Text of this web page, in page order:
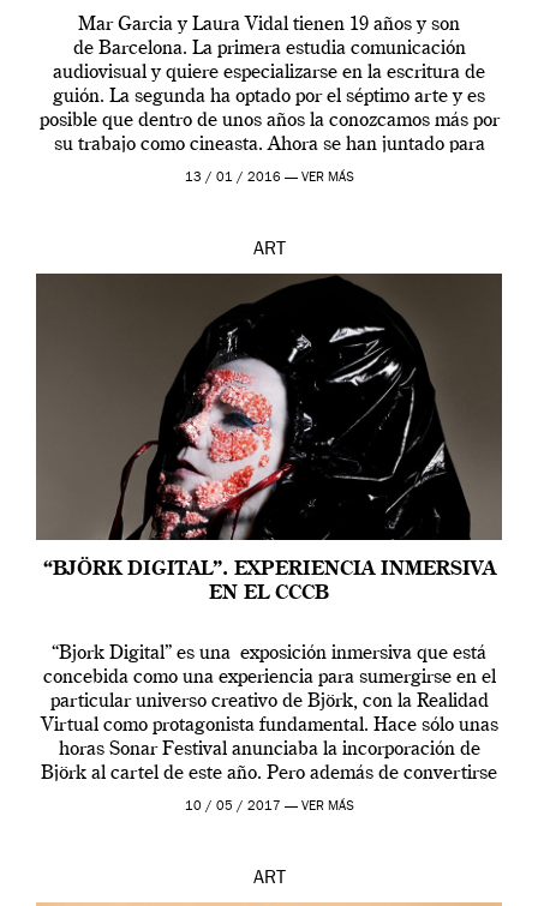
Mar Garcia y Laura Vidal tienen 19 años y son
de Barcelona. La primera estudia comunicación
audiovisual y quiere especializarse en la escritura de
guión. La segunda ha optado por el séptimo arte y es
posible que dentro de unos años la conozcamos más por
su trabajo como cineasta. Ahora se han juntado para
contarnos una […]
13 / 01 / 2016 — VER MÁS
ART
“BJÖRK DIGITAL”. EXPERIENCIA INMERSIVA
EN EL CCCB
“Bjork Digital” es una exposición inmersiva que está
concebida como una experiencia para sumergirse en el
particular universo creativo de Björk, con la Realidad
Virtual como protagonista fundamental. Hace sólo unas
horas Sonar Festival anunciaba la incorporación de
Björk al cartel de este año. Pero además de convertirse
en una de las actuaciones más relevantes […]
10 / 05 / 2017 — VER MÁS
ART